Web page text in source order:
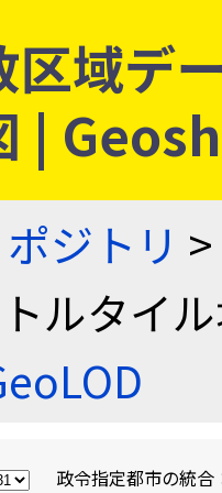
区域デ
|
ジトリ >
ルタイ
政令指定都市の統